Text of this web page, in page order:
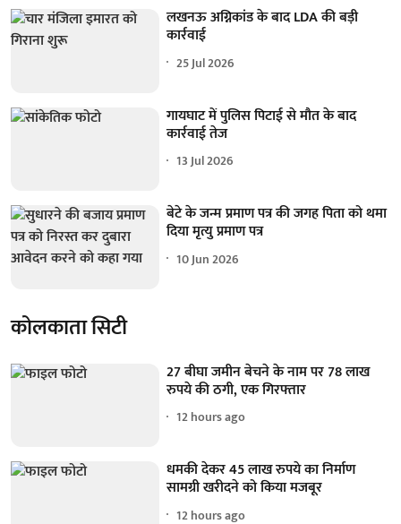
लखनऊ अग्निकांड के बाद LDA की बड़ी
कार्रवाई
25 Jul 2026
गायघाट में पुलिस पिटाई से मौत के बाद
कार्रवाई तेज
13 Jul 2026
बेटे के जन्म प्रमाण पत्र की जगह पिता को थमा
दिया मृत्यु प्रमाण पत्र
10 Jun 2026
कोलकाता सिटी
27 बीघा जमीन बेचने के नाम पर 78 लाख
रुपये की ठगी, एक गिरफ्तार
12 hours ago
धमकी देकर 45 लाख रुपये का निर्माण
सामग्री खरीदने को किया मजबूर
12 hours ago